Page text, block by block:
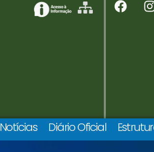
Notícias Diário Oficial